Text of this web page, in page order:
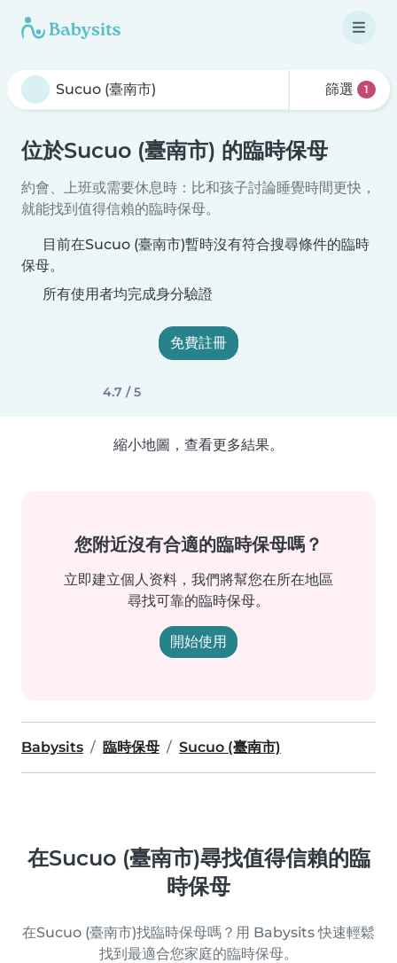
篩選 1
位於Sucuo (臺南市) 的臨時保母
約會、上班或需要休息時：比和孩子討論睡覺時間更快，
就能找到值得信賴的臨時保母。
目前在Sucuo (臺南市)暫時沒有符合搜尋條件的臨時
保母。
所有使用者均完成身分驗證
免費註冊
4.7 / 5
縮小地圖，查看更多結果。
您附近沒有合適的臨時保母嗎？
立即建立個人资料，我們將幫您在所在地區
尋找可靠的臨時保母。
開始使用
Babysits 臨時保母 Sucuo (臺南市)
在Sucuo (臺南市)尋找值得信賴的臨
時保母
在Sucuo (臺南市)找臨時保母嗎？用 Babysits 快速輕鬆
找到最適合您家庭的臨時保母。